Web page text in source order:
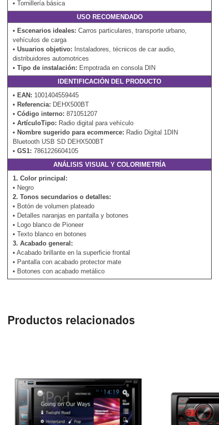
• Tornillería básica
USO RECOMENDADO
• Escenarios ideales: Carros particulares, transporte urbano,
vehículos de carga
• Usuarios objetivo: Instaladores, técnicos de car audio,
distribuidores automotrices
• Tipo de instalación: Empotrada en consola DIN
IDENTIFICACIÓN DEL PRODUCTO
• EAN: 1001404559445
• Referencia: DEHX500BT
• Código interno: 871051207
• ArtículoTipo: Radio digital para vehículo
• Nombre sugerido para ecommerce: Radio Digital 1DIN
Bluetooth USB SD DEHX500BT
• GS1: 7861226604105
ANÁLISIS VISUAL Y COLORIMETRÍA
1. Color principal:
• Negro
2. Tonos secundarios o detalles:
• Botón de volumen plateado
• Detalles naranjas en pantalla y botones
• Logo blanco de Pioneer
• Texto blanco en botones
3. Acabado general:
• Acabado brillante en la superficie frontal
• Pantalla con acabado protector mate
• Botones con acabado metálico
Productos relacionados